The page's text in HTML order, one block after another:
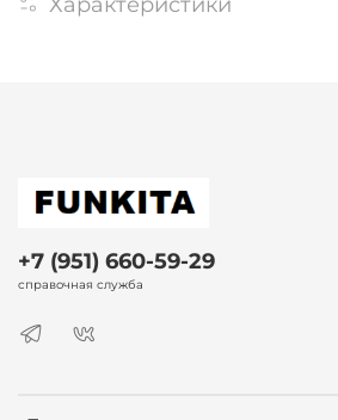
+7 (951) 660-59-29
справочная служба